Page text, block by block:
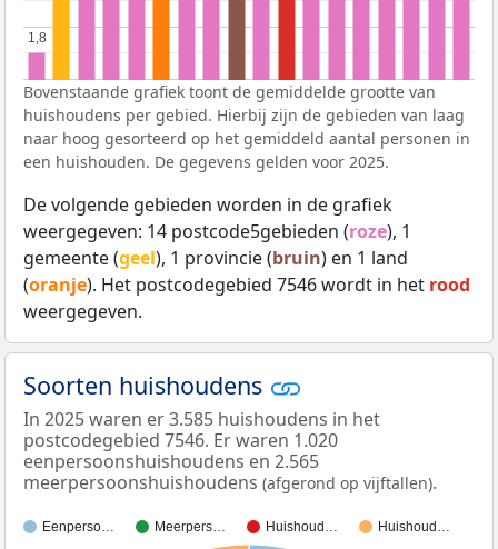
1,8
1,8
Bovenstaande grafiek toont de gemiddelde grootte van
huishoudens per gebied. Hierbij zijn de gebieden van laag
naar hoog gesorteerd op het gemiddeld aantal personen in
een huishouden. De gegevens gelden voor 2025.
De volgende gebieden worden in de grafiek
weergegeven: 14 postcode5gebieden (roze), 1
gemeente (geel), 1 provincie (bruin) en 1 land
(oranje). Het postcodegebied 7546 wordt in het rood
weergegeven.
Soorten huishoudens
In 2025 waren er 3.585 huishoudens in het
postcodegebied 7546. Er waren 1.020
eenpersoonshuishoudens en 2.565
meerpersoonshuishoudens (afgerond op vijftallen).
Eenperso… Meerpers… Huishoud… Huishoud…